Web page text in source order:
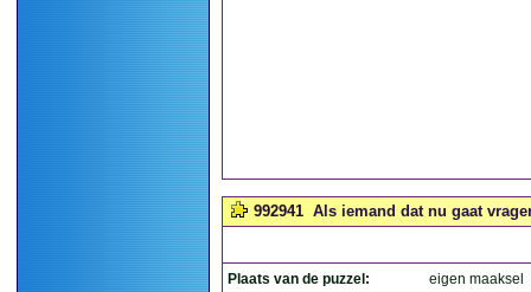
992941 Als iemand dat nu gaat
Plaats van de puzzel:
eigen maaksel